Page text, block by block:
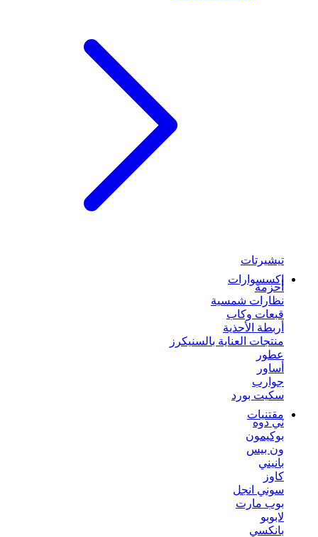
تيشيرتات
إكسسوارات
أحزمة
نظارات شمسية
قبعات وكاب
أربطة الأحذية
منتجات العناية بالسنيكرز
عطور
أساور
جوارب
سكيت بورد
مقتنيات
ني دوه
بوكيمون
ون بيس
بانيني
كاوز
سوني انجل
بوب مارت
لابوبو
بانكسي